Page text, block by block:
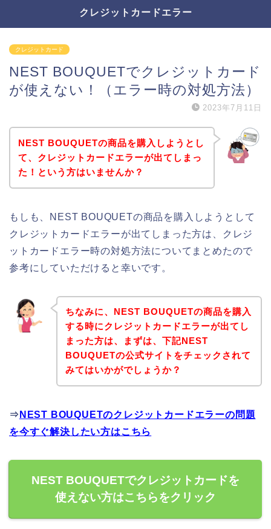
クレジットカードエラー
クレジットカード
NEST BOUQUETでクレジットカード
が使えない！（エラー時の対処方法）
2023年7月11日
NEST BOUQUETの商品を購入しようとし
て、クレジットカードエラーが出てしまっ
た！という方はいませんか？
もしも、NEST BOUQUETの商品を購入しようとして
クレジットカードエラーが出てしまった方は、クレジ
ットカードエラー時の対処方法についてまとめたので
参考にしていただけると幸いです。
ちなみに、NEST BOUQUETの商品を購入
する時にクレジットカードエラーが出てし
まった方は、まずは、下記NEST
BOUQUETの公式サイトをチェックされて
みてはいかがでしょうか？
⇒ NEST BOUQUETのクレジットカードエラーの問題
を今すぐ解決したい方はこちら
NEST BOUQUETでクレジットカードを
使えない方はこちらをクリック